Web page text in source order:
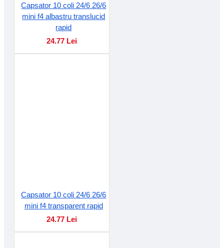
Capsator 10 coli 24/6 26/6
mini f4 albastru translucid
rapid
24.77 Lei
Capsator 10 coli 24/6 26/6
mini f4 transparent rapid
24.77 Lei